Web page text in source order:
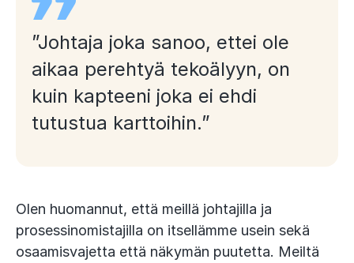
”Johtaja joka sanoo, ettei ole
aikaa perehtyä tekoälyyn, on
kuin kapteeni joka ei ehdi
tutustua karttoihin.”
Olen huomannut, että meillä johtajilla ja
prosessinomistajilla on itsellämme usein sekä
osaamisvajetta että näkymän puutetta. Meiltä